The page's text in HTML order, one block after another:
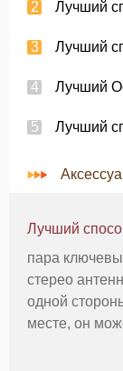
Лучший
Лучший
Лучший
Лучший
пара
стерео
одной
месте, он